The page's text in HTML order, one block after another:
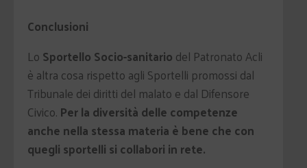
Conclusioni
Lo Sportello Socio-sanitario del Patronato Acli
è altra cosa rispetto agli Sportelli promossi dal
Tribunale dei diritti del malato e dal Difensore
Civico. Per la diversità delle competenze
anche nella stessa materia è bene che con
quegli sportelli si collabori in rete.